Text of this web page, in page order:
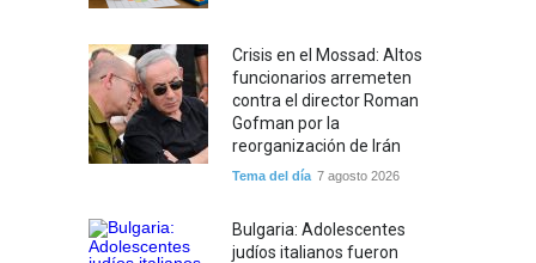
Crisis en el Mossad: Altos
funcionarios arremeten
contra el director Roman
Gofman por la
reorganización de Irán
Tema del día 7 agosto 2026
Bulgaria: Adolescentes
judíos italianos fueron